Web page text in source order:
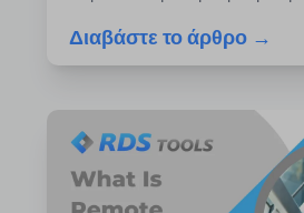
Διαβάστε το άρθρο →